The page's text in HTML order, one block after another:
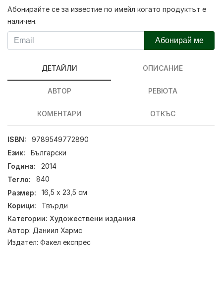
Абонирайте се за известие по имейл когато продуктът е
наличен.
Абонирай ме
ДЕТАЙЛИ ОПИСАНИЕ
АВТОР РЕВЮТА
КОМЕНТАРИ ОТКЪС
ISBN:
9789549772890
Език:
Български
Година:
2014
Тегло:
840
Размер:
16,5 х 23,5 см
Корици:
Твърди
Категории: Художествени издания
Автор: Даниил Хармс
Издател: Факел експрес